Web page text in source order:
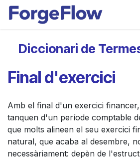
Skip to Content
Diccionari de
Final d'exercici
Amb el final d'un exercici
tanquen d'un període comptable
que molts alineen el seu exercici
natural, que acaba al desembre,
necessàriament: depèn de